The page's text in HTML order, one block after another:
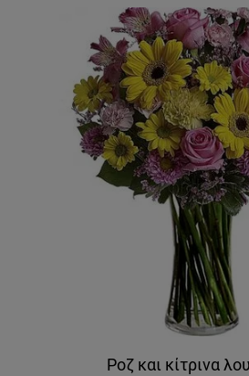
Ροζ και κίτρινα